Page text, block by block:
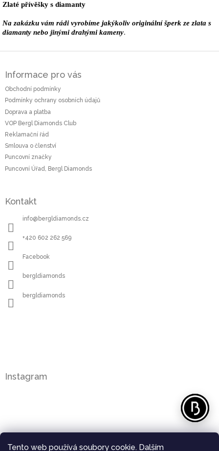
Tento web používá soubory cookie. Dalším
Zlaté přívěšky s diamanty
Na zakázku vám rádi vyrobíme jakýkoliv originální šperk ze zlata s
diamanty nebo jinými drahými kameny.
Informace pro vás
Obchodní podmínky
Podmínky ochrany osobních údajů
Doprava a platba
VOP Bergl Diamonds Club
Reklamační řád
Smlouva o členství
Puncovní značky
Puncovní Úřad, Bergl Diamonds
Kontakt
info@ bergldiamonds.cz
+420 602 262 569
Facebook
bergldiamonds
bergldiamonds
Instagram